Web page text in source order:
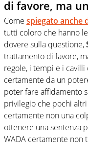
di favore, ma
Come spiegato anche
tutti coloro che hanno
dovere sulla questione,
trattamento di favore,
regole, i tempi e i
certamente da un
poter fare affidamento
privilegio che pochi
certamente non una
ottenere una sentenza
WADA certamente non